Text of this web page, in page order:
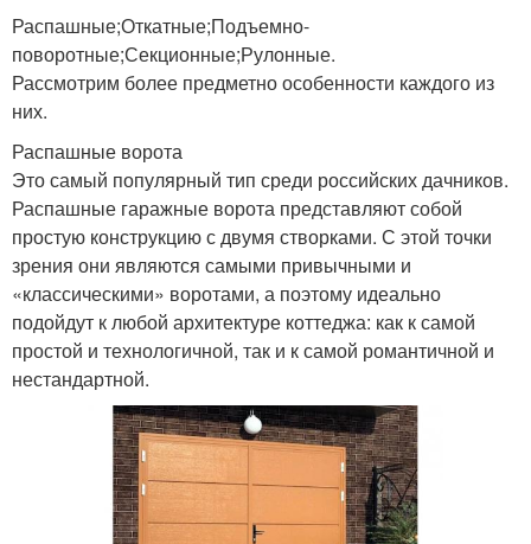
Распашные;Откатные;Подъемно-
поворотные;Секционные;Рулонные.
Рассмотрим более предметно особенности каждого из
них.
Распашные ворота
Это самый популярный тип среди российских дачников.
Распашные гаражные ворота представляют собой
простую конструкцию с двумя створками. С этой точки
зрения они являются самыми привычными и
«классическими» воротами, а поэтому идеально
подойдут к любой архитектуре коттеджа: как к самой
простой и технологичной, так и к самой романтичной и
нестандартной.